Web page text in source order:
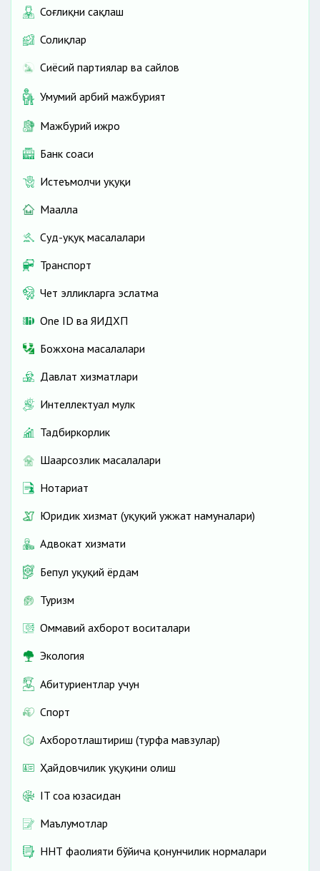
Соғлиқни сақлаш
Солиқлар
Сиёсий партиялар ва сайлов
Умумий ҳарбий мажбурият
Мажбурий ижро
Банк соҳаси
Истеъмолчи ҳуқуқи
Маҳалла
Суд-ҳуқуқ масалалари
Транспорт
Чет элликларга эслатма
One ID ва ЯИДХП
Божхона масалалари
Давлат хизматлари
Интеллектуал мулк
Тадбиркорлик
Шаҳарсозлик масалалари
Нотариат
Юридик хизмат (ҳуқуқий ҳужжат намуналари)
Адвокат хизмати
Бепул ҳуқуқий ёрдам
Туризм
Оммавий ахборот воситалари
Экология
Абитуриентлар учун
Спорт
Ахборотлаштириш (турфа мавзулар)
Ҳайдовчилик ҳуқуқини олиш
IT соҳа юзасидан
Маълумотлар
ННТ фаолияти бўйича қонунчилик нормалари